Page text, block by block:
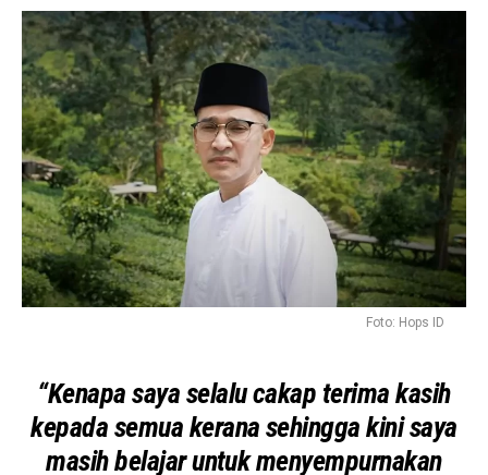
Foto: Hops ID
“Kenapa saya selalu cakap terima kasih
kepada semua kerana sehingga kini saya
masih belajar untuk menyempurnakan